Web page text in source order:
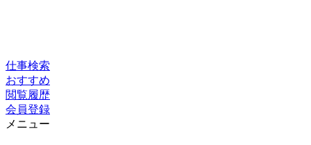
仕事検索
おすすめ
閲覧履歴
会員登録
メニュー